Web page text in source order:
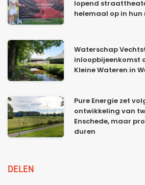
lopend
helemaal op in hun
Waterschap
inloopbijeenkomst
Kleine Wateren in
Pure Energie zet
ontwikkeling van
Enschede, maar
duren
DELEN